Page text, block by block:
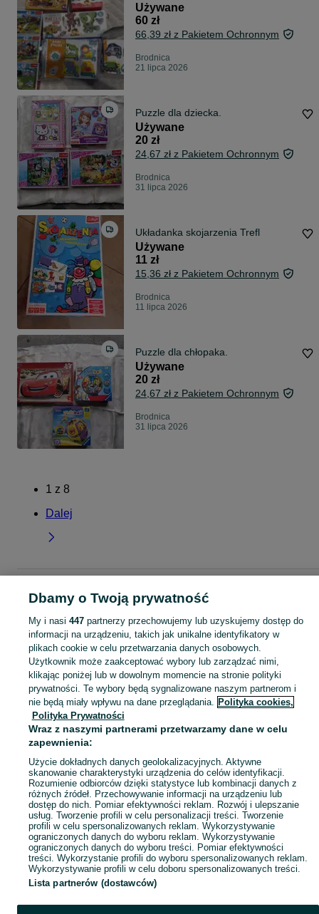
Używane
60 zł
66,39 zł z Pakietem Ochronnym
Brodnica
21 lipca 2026
Puzzle dla dziecka.
Używane
20 zł
24,67 zł z Pakietem Ochronnym
Brodnica
31 lipca 2026
Układanka skojarzenia Trefl
Używane
11 zł
15,36 zł z Pakietem Ochronnym
Brodnica
11 lipca 2026
Puzzle dla chłopaka.
Używane
20 zł
24,67 zł z Pakietem Ochronnym
Brodnica
31 lipca 2026
1 z 8
Dalej
Puzzle - Brodnica
KATEGORIA
domek ogrodowy dla dzieci,basen z kulkami,zabawki ogrodowe,zabawki
Zobacz
Mapa kategorii
Mapa miejscowości
Mapa ministron
Popularne wyszukiwania
Dbamy o Twoją prywatność
My i nasi 447partnerzy przechowujemy lub uzyskujemy dostęp do
informacji na urządzeniu, takich jak unikalne identyfikatory w
plikach cookie w celu przetwarzania danych osobowych.
Użytkownik może zaakceptować wybory lub zarządzać nimi,
klikając poniżej lub w dowolnym momencie na stronie polityki
prywatności. Te wybory będą sygnalizowane naszym partnerom i
nie będą miały wpływu na dane przeglądania. Polityka cookies,
Polityka Prywatności
Wraz z naszymi partnerami przetwarzamy dane w celu
zapewnienia:
Użycie dokładnych danych geolokalizacyjnych. Aktywne
skanowanie charakterystyki urządzenia do celów identyfikacji.
Rozumienie odbiorców dzięki statystyce lub kombinacji danych z
różnych źródeł. Przechowywanie informacji na urządzeniu lub
dostęp do nich. Pomiar efektywności reklam. Rozwój i ulepszanie
usług. Tworzenie profili w celu personalizacji treści. Tworzenie
profili w celu spersonalizowanych reklam. Wykorzystywanie
ograniczonych danych do wyboru reklam. Wykorzystywanie
ograniczonych danych do wyboru treści. Pomiar efektywności
treści. Wykorzystanie profili do wyboru spersonalizowanych reklam.
Wykorzystywanie profili w celu doboru spersonalizowanych treści.
Lista partnerów (dostawców)